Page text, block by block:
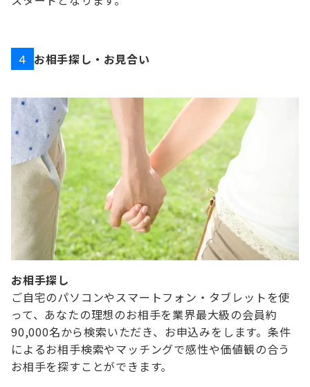
４ お相手探し・お見合い
お相手探し
ご自宅のパソコンやスマートフォン・タブレットを使
って、あなたの理想のお相手を業界最大級の会員約
90,000名から検索いただき、お申込みをします。条件
によるお相手検索やマッチングで感性や価値観の合う
お相手を探すことができます。